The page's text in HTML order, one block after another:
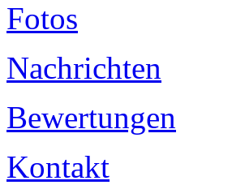
Fotos
Nachrichten
Bewertungen
Kontakt